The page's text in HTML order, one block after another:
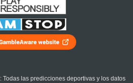
: Todas las predicciones deportivas y los datos